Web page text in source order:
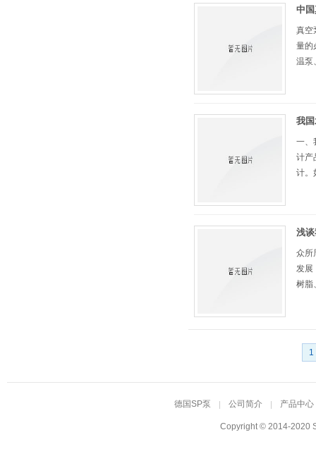
中
真空
量的
温泵
我
一、
计产
计。
浅
众所
发展
树脂
1
德国SP泵 公司简介 产品中心
Copyright © 2014-2020